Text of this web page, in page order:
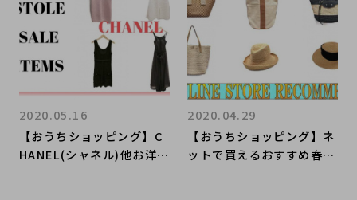
【おうちショッピング】C
HANEL(シャネル)他お洋服
2020.05.16
【おうちショッピング】ネ
ットで買えるおすすめ春夏
2020.04.29